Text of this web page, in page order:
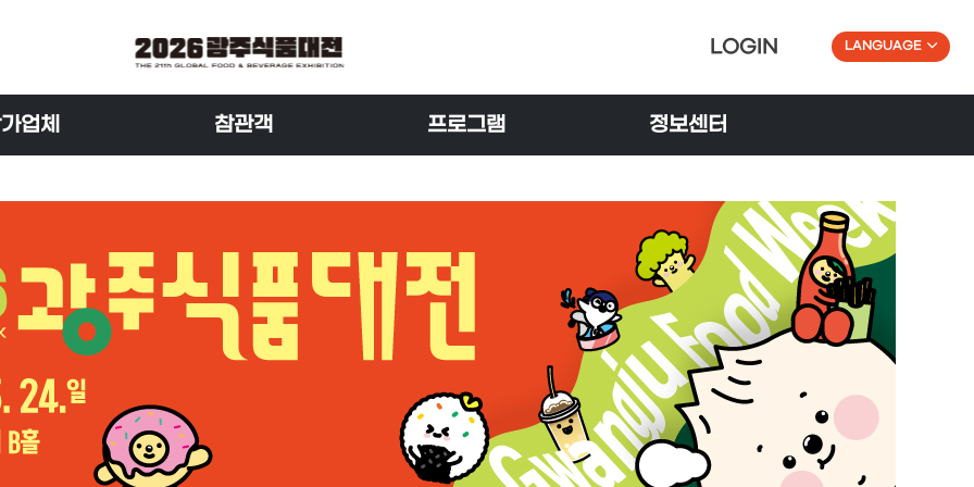
LANGUAGE
LOGIN
업체 참관객 프로그램 정보센터